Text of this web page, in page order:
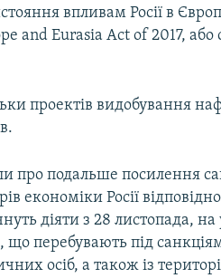
впливам Росії в
and Eurasia Act of 2017, або
проектів видобування
про подальше посилення
економіки Росії
діяти з 28 листопада,
перебувають під
осіб, а також із